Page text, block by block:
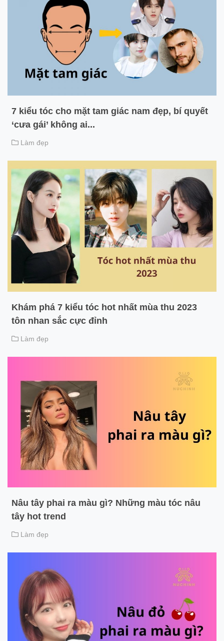
7 kiểu tóc cho mặt tam giác nam đẹp, bí quyết
‘cưa gái’ không ai...
Làm đẹp
Khám phá 7 kiểu tóc hot nhất mùa thu 2023
tôn nhan sắc cực đỉnh
Làm đẹp
Nâu tây phai ra màu gì? Những màu tóc nâu
tây hot trend
Làm đẹp